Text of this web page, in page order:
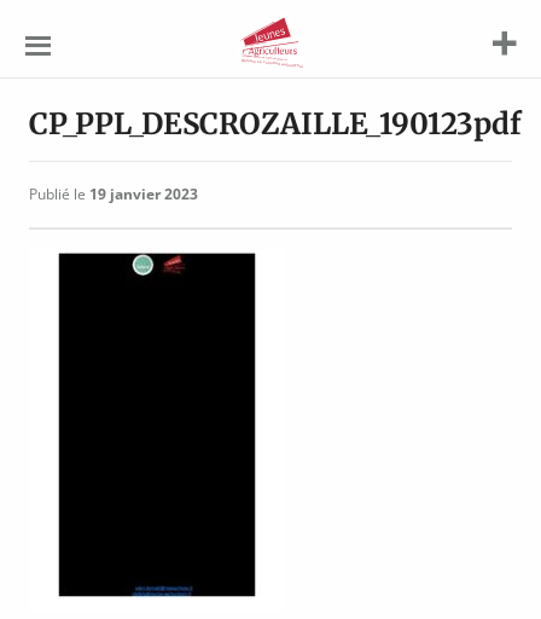
Agriculteurs
CP_PPL_DESCROZAILLE_190123pdf
Publié le 19 janvier 2023